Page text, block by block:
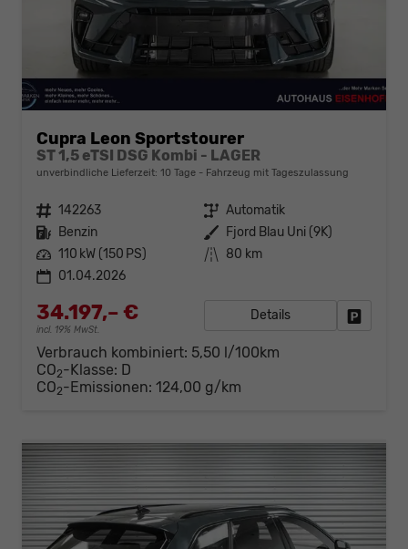
Cupra Leon Sportstourer
ST 1,5 eTSI DSG Kombi - LAGER
unverbindliche Lieferzeit: 10 Tage Fahrzeug mit Tageszulassung
Fahrzeugnr. 142263 Getriebe Automatik
Kraftstoff Benzin Außenfarbe Fjord Blau Uni (9K)
Leistung 110 kW (150 PS) Kilometerstand 80 km
01.04.2026
34.197,– €
incl. 19% MwSt.
Details
Verbrauch kombiniert: 5,50 l/100km
CO2-Klasse: D
CO2-Emissionen: 124,00 g/km